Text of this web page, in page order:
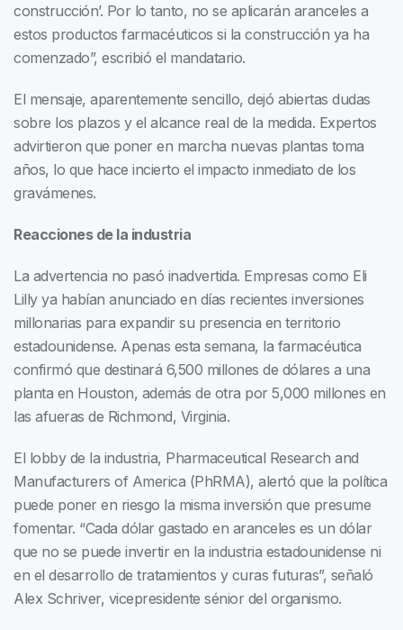
construcción’. Por lo tanto, no se aplicarán aranceles a
estos productos farmacéuticos si la construcción ya ha
comenzado”, escribió el mandatario.
El mensaje, aparentemente sencillo, dejó abiertas dudas
sobre los plazos y el alcance real de la medida. Expertos
advirtieron que poner en marcha nuevas plantas toma
años, lo que hace incierto el impacto inmediato de los
gravámenes.
Reacciones de la industria
La advertencia no pasó inadvertida. Empresas como Eli
Lilly ya habían anunciado en días recientes inversiones
millonarias para expandir su presencia en territorio
estadounidense. Apenas esta semana, la farmacéutica
confirmó que destinará 6,500 millones de dólares a una
planta en Houston, además de otra por 5,000 millones en
las afueras de Richmond, Virginia.
El lobby de la industria, Pharmaceutical Research and
Manufacturers of America (PhRMA), alertó que la política
puede poner en riesgo la misma inversión que presume
fomentar. “Cada dólar gastado en aranceles es un dólar
que no se puede invertir en la industria estadounidense ni
en el desarrollo de tratamientos y curas futuras”, señaló
Alex Schriver, vicepresidente sénior del organismo.